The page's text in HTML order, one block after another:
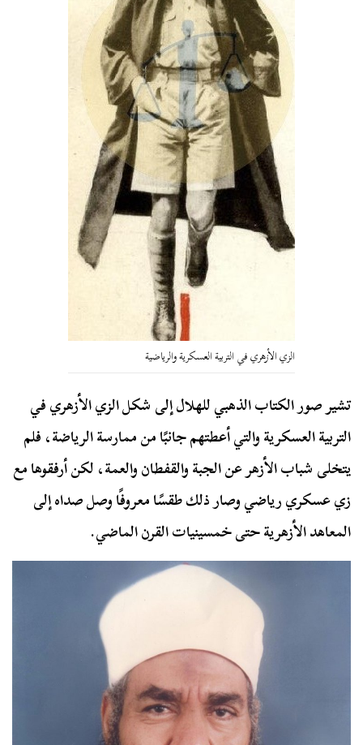
الزي الأزهري في التربية العسكرية والرياضية
تشير صور الكتاب الذهبي للهلال إلى شكل الزي الأزهري في
التربية العسكرية والتي أعطتهم جانبًا من ممارسة الرياضة، فلم
يتخلى شباب الأزهر عن الجبة والقفطان والعمة، لكن أرفقوها مع
زي عسكري رياضي وصار ذلك طقسًا معروفًا وصل صداه إلى
المعاهد الأزهرية حتى خمسينيات القرن الماضي.